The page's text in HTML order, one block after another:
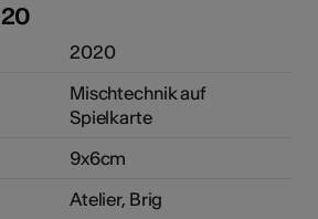
2020
Mischtechnik auf
Spielkarte
9x6cm
Atelier, Brig